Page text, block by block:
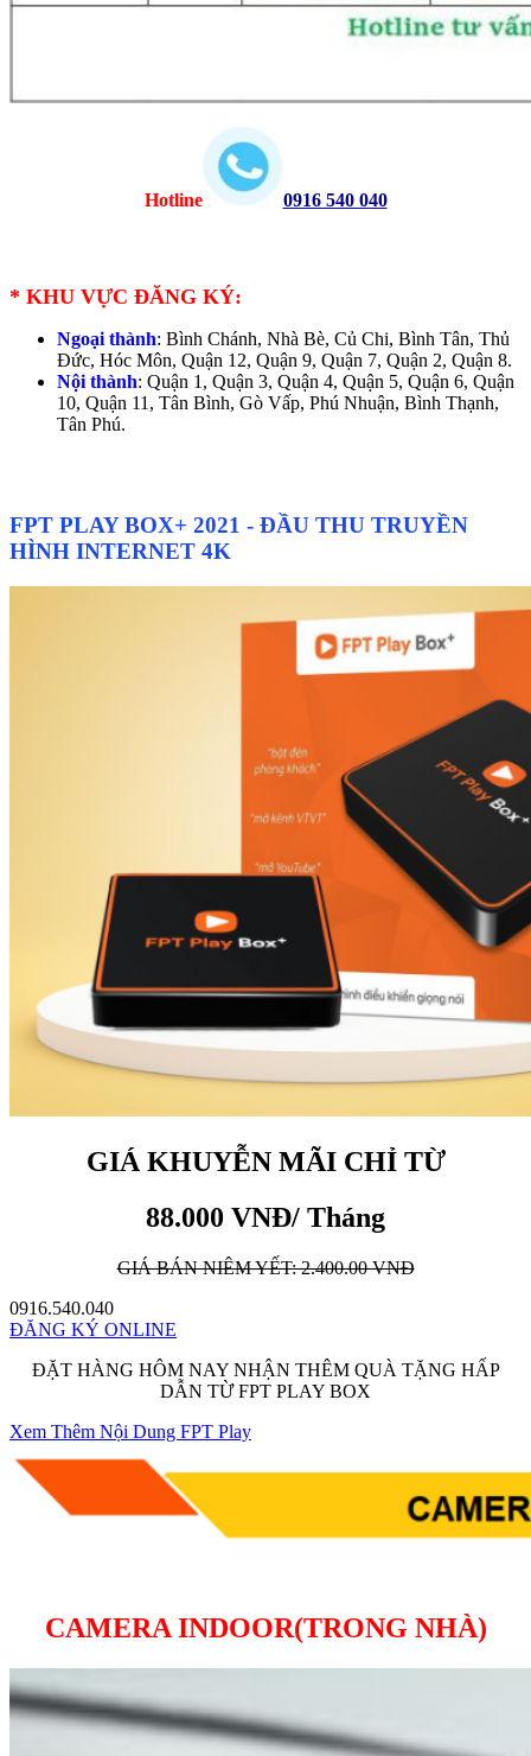
Hotline 0916 540 040
* KHU VỰC ĐĂNG KÝ:
Ngoại thành: Bình Chánh, Nhà Bè, Củ Chi, Bình Tân, Thủ
Đức, Hóc Môn, Quận 12, Quận 9, Quận 7, Quận 2, Quận 8.
Nội thành: Quận 1, Quận 3, Quận 4, Quận 5, Quận 6, Quận
10, Quận 11, Tân Bình, Gò Vấp, Phú Nhuận, Bình Thạnh,
Tân Phú.
FPT PLAY BOX+ 2021 - ĐẦU THU TRUYỀN
HÌNH INTERNET 4K
GIÁ KHUYỄN MÃI CHỈ TỪ
88.000 VNĐ/ Tháng
GIÁ BÁN NIÊM YẾT: 2.400.00 VNĐ
0916.540.040
ĐĂNG KÝ ONLINE
ĐẶT HÀNG HÔM NAY NHẬN THÊM QUÀ TẶNG HẤP
DẪN TỪ FPT PLAY BOX
Xem Thêm Nội Dung FPT Play
CAMERA INDOOR(TRONG NHÀ)